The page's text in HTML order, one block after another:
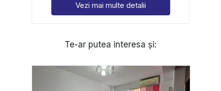
Vezi mai multe detalii
Te-ar putea interesa și: